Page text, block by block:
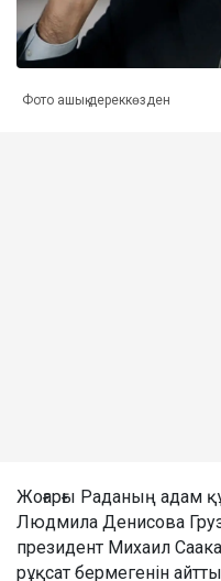
Фото ашық дереккөзден
Жоғарғы Раданың адам
Людмила Денисова
президент Михаил
рұқсат бермегенін